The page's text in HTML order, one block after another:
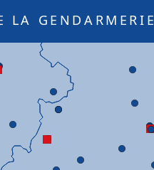
LA GENDARMERIE